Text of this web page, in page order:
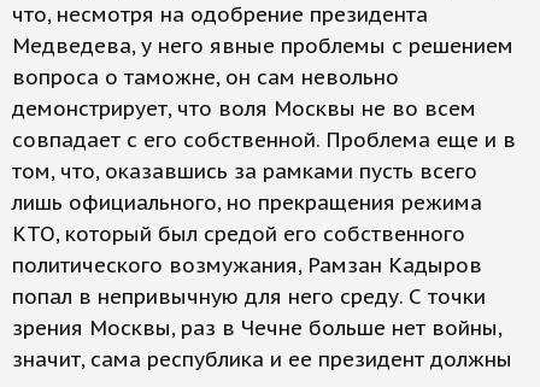
что, несмотря на одобрение президента
Медведева, у него явные проблемы с решением
вопроса о таможне, он сам невольно
демонстрирует, что воля Москвы не во всем
совпадает с его собственной. Проблема еще и в
том, что, оказавшись за рамками пусть всего
лишь официального, но прекращения режима
КТО, который был средой его собственного
политического возмужания, Рамзан Кадыров
попал в непривычную для него среду. С точки
зрения Москвы, раз в Чечне больше нет войны,
значит, сама республика и ее президент должны